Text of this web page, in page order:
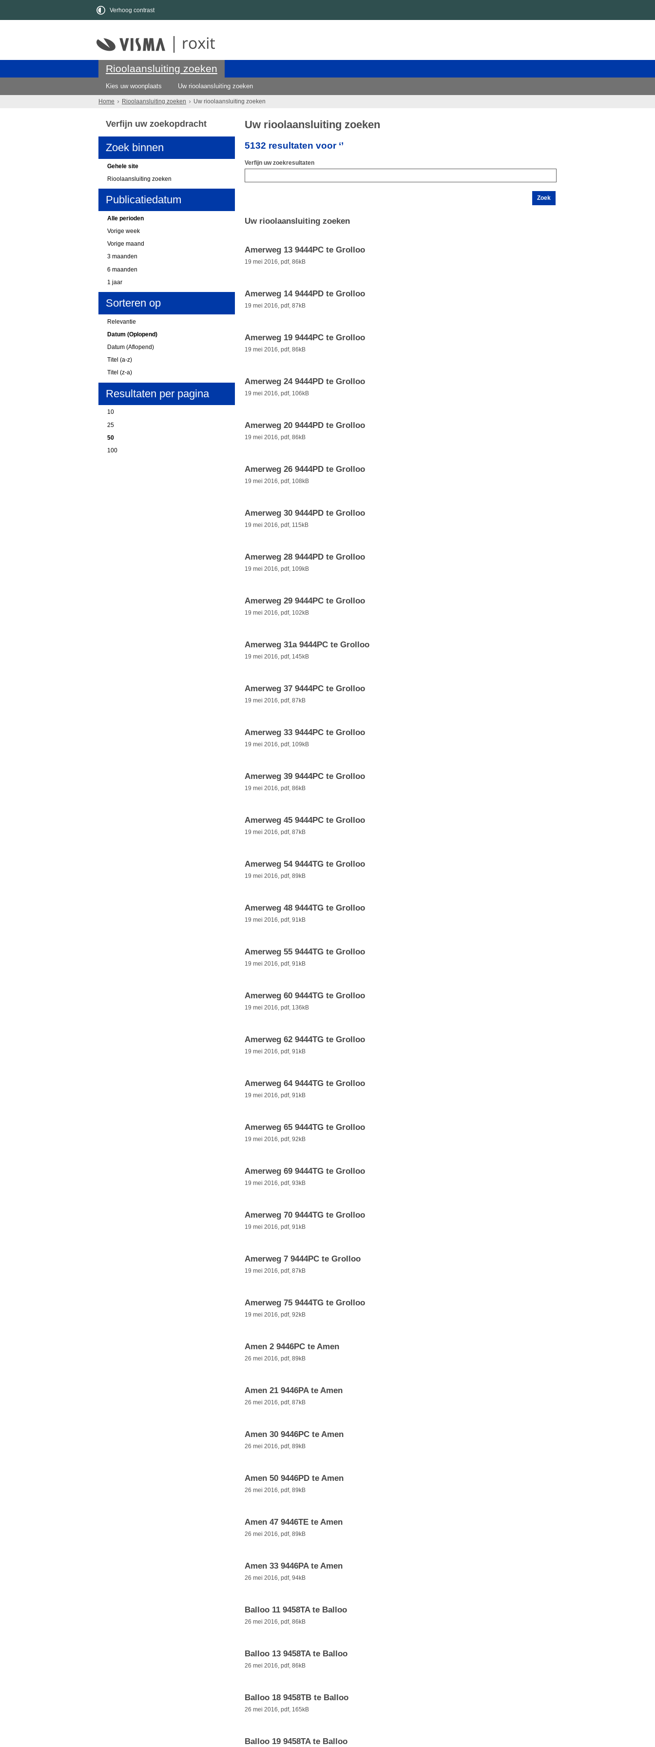
Verhoog contrast
Rioolaansluiting zoeken
Kies uw woonplaats Uw rioolaansluiting zoeken
Home Rioolaansluiting zoeken Uw rioolaansluiting zoeken
Uw rioolaansluiting zoeken
5132 resultaten voor ‘’
Verfijn uw zoekresultaten
Uw rioolaansluiting zoeken
Amerweg 13 9444PC te Grolloo
19 mei 2016, pdf, 86kB
Amerweg 14 9444PD te Grolloo
19 mei 2016, pdf, 87kB
Amerweg 19 9444PC te Grolloo
19 mei 2016, pdf, 86kB
Amerweg 24 9444PD te Grolloo
19 mei 2016, pdf, 106kB
Amerweg 20 9444PD te Grolloo
19 mei 2016, pdf, 86kB
Amerweg 26 9444PD te Grolloo
19 mei 2016, pdf, 108kB
Amerweg 30 9444PD te Grolloo
19 mei 2016, pdf, 115kB
Amerweg 28 9444PD te Grolloo
19 mei 2016, pdf, 109kB
Amerweg 29 9444PC te Grolloo
19 mei 2016, pdf, 102kB
Amerweg 31a 9444PC te Grolloo
19 mei 2016, pdf, 145kB
Amerweg 37 9444PC te Grolloo
19 mei 2016, pdf, 87kB
Amerweg 33 9444PC te Grolloo
19 mei 2016, pdf, 109kB
Amerweg 39 9444PC te Grolloo
19 mei 2016, pdf, 86kB
Amerweg 45 9444PC te Grolloo
19 mei 2016, pdf, 87kB
Amerweg 54 9444TG te Grolloo
19 mei 2016, pdf, 89kB
Amerweg 48 9444TG te Grolloo
19 mei 2016, pdf, 91kB
Amerweg 55 9444TG te Grolloo
19 mei 2016, pdf, 91kB
Amerweg 60 9444TG te Grolloo
19 mei 2016, pdf, 136kB
Amerweg 62 9444TG te Grolloo
19 mei 2016, pdf, 91kB
Amerweg 64 9444TG te Grolloo
19 mei 2016, pdf, 91kB
Amerweg 65 9444TG te Grolloo
19 mei 2016, pdf, 92kB
Amerweg 69 9444TG te Grolloo
19 mei 2016, pdf, 93kB
Amerweg 70 9444TG te Grolloo
19 mei 2016, pdf, 91kB
Amerweg 7 9444PC te Grolloo
19 mei 2016, pdf, 87kB
Amerweg 75 9444TG te Grolloo
19 mei 2016, pdf, 92kB
Amen 2 9446PC te Amen
26 mei 2016, pdf, 89kB
Amen 21 9446PA te Amen
26 mei 2016, pdf, 87kB
Amen 30 9446PC te Amen
26 mei 2016, pdf, 89kB
Amen 50 9446PD te Amen
26 mei 2016, pdf, 89kB
Amen 47 9446TE te Amen
26 mei 2016, pdf, 89kB
Amen 33 9446PA te Amen
26 mei 2016, pdf, 94kB
Balloo 11 9458TA te Balloo
26 mei 2016, pdf, 86kB
Balloo 13 9458TA te Balloo
26 mei 2016, pdf, 86kB
Balloo 18 9458TB te Balloo
26 mei 2016, pdf, 165kB
Balloo 19 9458TA te Balloo
Verfijn uw zoekopdracht
Zoek binnen
Gehele site
Rioolaansluiting zoeken
Publicatiedatum
Alle perioden
Vorige week
Vorige maand
3 maanden
6 maanden
1 jaar
Sorteren op
Relevantie
Datum (Oplopend)
Datum (Aflopend)
Titel (a-z)
Titel (z-a)
Resultaten per pagina
10
25
50
100